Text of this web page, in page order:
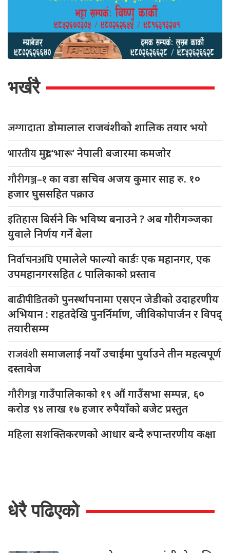
भर्खरै
जग्गादाताडोमालाल राजवंशीको शालिक तयार भयो
भारतीयमुद्रा ‘भारू’ नेपाली बजारमा कमजाेर
गौरीगञ्ज–१का वडा सचिव अजय कुमार साह रु. १०
हजार घुससहित पक्राउ
इतिहासबिर्सने कि भविष्य बनाउने ? अब गौरीगञ्जका
युवाले निर्णय गर्ने बेला
निर्वाचनअघिएमालेले फाल्यो कार्डः एक महानगर, एक
उपमहानगरसहित ८ पालिकाको प्रस्ताव
बाढीपीडितकोपुनर्स्थापनामा एसएन जेडीको उदाहरणीय
अभियान : राहतदेखि पुनर्निर्माण, जीविकोपार्जन र विपद्
तयारीसम्म
राजवंशीसमाजलाई नयाँ उचाईमा पुर्याउने तीन महत्वपूर्ण
दस्तावेज
गौरीगञ्जगाउँपालिकाको १९ औं गाउँसभा सम्पन्न, ६०
करोड ९४ लाख १७ हजार रुपैयाँको बजेट प्रस्तुत
महिलासशक्तिकरणको आधार बन्दै रुपान्तरणीय कक्षा
धेरै पढिएको